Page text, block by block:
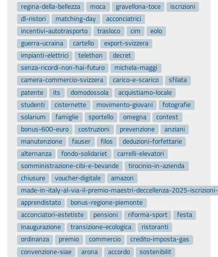
regina-della-bellezza
moca gravellona-toce
iscrizioni
dl-ristori
matching-day
acconciatrici
incentivi-autotrasporto
trasloco cim
eolo
guerra-ucraina
cartello
export-svizzera
impianti-elettrici
telethon
decret
senza-ricordi-non-hai-futuro
michela-maggi
camera-commercio-svizzera
carico-e-scarico
sfilata
patente
its domodossola
acquistiamo-locale
studenti
cisternette movimento-giovani
fotografie
solarium
famiglie sportello omegna
contest
bonus-600-euro
costruzioni prevenzione
anziani
manutenzione
fauser filos
deduzioni-forfettarie
alternanza
fondo-solidariet
carrelli-elevatori
somministrazione-cibi-e-bevande
tirocinio-in-azienda
chiusure
voucher-digitale
amazon
made-in-italy-al-via-il-premio-maestri-deccellenza-2025-
apprendistato
bonus-regione-piemonte
acconciatori-estetiste
pensioni riforma-sport
festa
inaugurazione
transizione-ecologica
ristoranti
ordinanza
premio commercio
credito-imposta-gas
convenzione-siae
arona accordo
sostenibilit